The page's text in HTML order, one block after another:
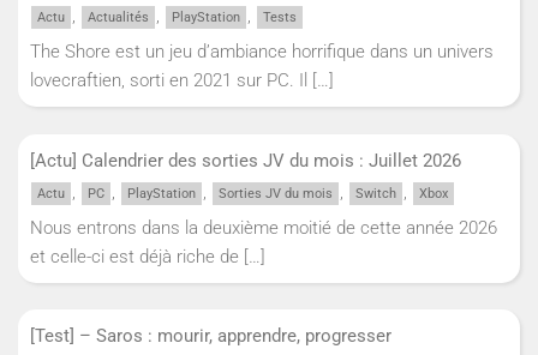
Actu , Actualités , PlayStation , Tests
The Shore est un jeu d’ambiance horrifique dans un univers
lovecraftien, sorti en 2021 sur PC. Il
[…]
[Actu] Calendrier des sorties JV du mois : Juillet 2026
Actu , PC , PlayStation , Sorties JV du mois , Switch , Xbox
Nous entrons dans la deuxième moitié de cette année 2026
et celle-ci est déjà riche de […]
[Test] – Saros : mourir, apprendre, progresser